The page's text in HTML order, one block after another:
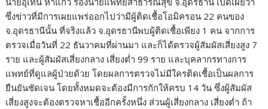
ซึ่งข่าวที่มีการเผยแพร่ออกไปว่ามีผู้ติดเชื้อโอมิครอน 22 คนของ
จ.อุดรธานีนั้น ที่จริงแล้ว จ.อุดรธานีพบผู้ติดเชื้อเพียง 1 คน จากการ
ตรวจเมื่อวันที่ 22 ธันวาคมที่ผ่านมา และก็ได้ตรวจผู้สัมผัสเสี่ยงสูง 7
ราย และผู้สัมผัสเสี่ยงกลาง เสี่ยงต่ำ 99 ราย และบุคลากรทางการ
แพทย์ที่ดูแลผู้ป่วยด้วย โดยผลการตรวจไม่มีใครติดเชื้อเป็นผลการ
ยืนยันชัดเจน โดยทั้งหมดจะต้องมีการกักให้ครบ 14 วัน ซึ่งผู้สัมผัส
เสี่ยงสูงจะต้องตรวจหาเชื้ออีกครั้งหนึ่ง ส่วนผู้เสี่ยงกลาง เสี่ยงต่ำ ถ้า